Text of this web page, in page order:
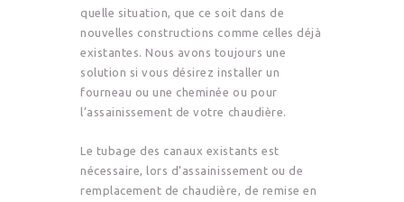
quelle situation, que ce soit dans de
nouvelles constructions comme celles déjà
existantes. Nous avons toujours une
solution si vous désirez installer un
fourneau ou une cheminée ou pour
l’assainissement de votre chaudière.
Le tubage des canaux existants est
nécessaire, lors d’assainissement ou de
remplacement de chaudière, de remise en